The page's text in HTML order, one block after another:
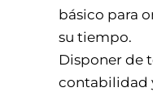
básico para
su tiempo.
Disponer de
contabilidad